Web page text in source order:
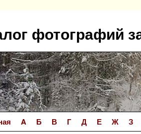
фотографий
A Б В Г Д Е Ж З